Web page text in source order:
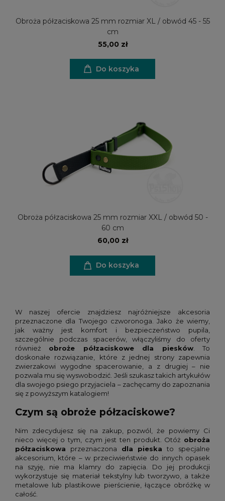
Obroża półzaciskowa 25 mm rozmiar XL / obwód 45 - 55
cm
55,00 zł
Do koszyka
Obroża półzaciskowa 25 mm rozmiar XXL / obwód 50 -
60 cm
60,00 zł
Do koszyka
W naszej ofercie znajdziesz najróżniejsze akcesoria
przeznaczone dla Twojego czworonoga. Jako że wiemy,
jak ważny jest komfort i bezpieczeństwo pupila,
szczególnie podczas spacerów, włączyliśmy do oferty
również obroże półzaciskowe dla piesków. To
doskonałe rozwiązanie, które z jednej strony zapewnia
zwierzakowi wygodne spacerowanie, a z drugiej – nie
pozwala mu się wyswobodzić. Jeśli szukasz takich artykułów
dla swojego psiego przyjaciela – zachęcamy do zapoznania
się z powyższym katalogiem!
Czym są obroże półzaciskowe?
Nim zdecydujesz się na zakup, pozwól, że powiemy Ci
nieco więcej o tym, czym jest ten produkt. Otóż obroża
półzaciskowa przeznaczona dla pieska to specjalne
akcesorium, które – w przeciwieństwie do innych opasek
na szyję, nie ma klamry do zapięcia. Do jej produkcji
wykorzystuje się materiał tekstylny lub tworzywo, a także
metalowe lub plastikowe pierścienie, łączące obróżkę w
całość.